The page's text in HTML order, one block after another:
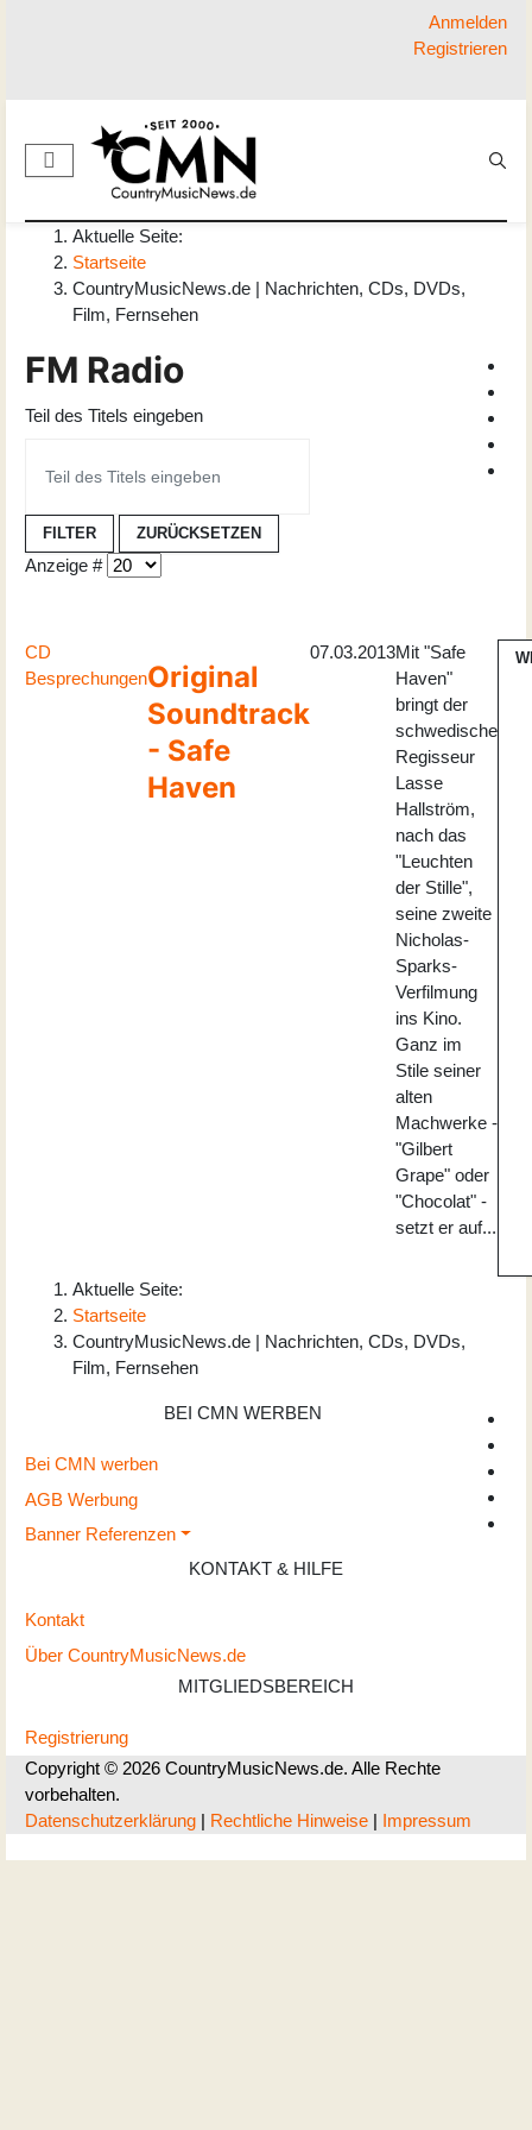
Anmelden
Registrieren
Aktuelle Seite:
Startseite
CountryMusicNews.de | Nachrichten, CDs, DVDs,
Film, Fernsehen
FM Radio
Teil des Titels eingeben
FILTER ZURÜCKSETZEN
Anzeige #
CD
BesprechungenOriginal
Soundtrack
- Safe
Haven
07.03.2013Mit "Safe
Haven"
bringt der
schwedische
Regisseur
Lasse
Hallström,
nach das
"Leuchten
der Stille",
seine zweite
Nicholas-
Sparks-
Verfilmung
ins Kino.
Ganz im
Stile seiner
alten
Machwerke -
"Gilbert
Grape" oder
"Chocolat" -
setzt er auf...
Aktuelle Seite:
Startseite
CountryMusicNews.de | Nachrichten, CDs, DVDs,
Film, Fernsehen
BEI CMN WERBEN
Bei CMN werben
AGB Werbung
Banner Referenzen
KONTAKT & HILFE
Kontakt
Über CountryMusicNews.de
MITGLIEDSBEREICH
Registrierung
Copyright © 2026 CountryMusicNews.de. Alle Rechte
vorbehalten.
Datenschutzerklärung | Rechtliche Hinweise | Impressum